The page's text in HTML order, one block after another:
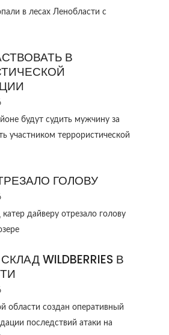
в лесах Ленобласти с
В
будут судить мужчину за
участником террористической
ГОЛОВУ
дайверу отрезало голову
WILDBERRIES В
области создан оперативный
последствий атаки на